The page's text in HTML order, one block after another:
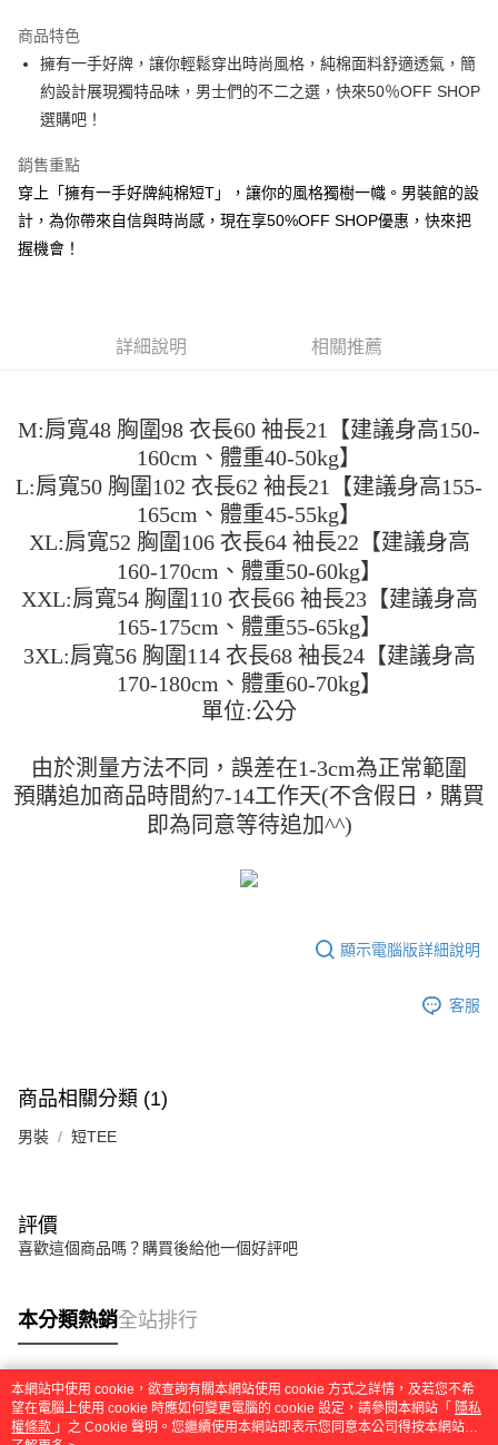
Apple Pay
街口支付
Google Pay
全盈+PAY
1.本服務由台灣大哥大提供，台灣大哥大用戶可立即使用無須另外申請。
2.付款方式選擇「大哥付你分期」，訂單成立後會自動跳轉到大哥付的交易
3.實際核准額度、可分期數及費用金額請依後續交易確認頁面所載為準。
4.訂單成立30分鐘內，如未前往確認交易或遇審核未通過，訂單將自動取
消。如遇「轉專審核」未通過狀況，表示未達大哥付你分期系統評分，恕無
法說明評估內容。
【繳款方式說明】
1.分期款項不併入電信帳單，「大哥付你分期」於每月結算日後寄送繳費提
醒簡訊。
2.透過簡訊連結打開帳單後，可選擇「超商條碼／台灣大直營門市／銀行轉
帳／街口支付／iPASS MONEY」等通路繳費。
1.本服務係由「台灣大哥大股份有限公司」（以下簡稱本公司）所提供，讓
用戶於交易時，得透過本服務購買商品或服務，並由商店將買賣／分期付款
買賣價金債權讓與本公司後，依約使用本公司帳單繳交帳款。
2.基於同意付款使用「大哥付你分期」之契約關係目的，商店將以您的個人
資料（包含姓名、電話或地址）提供予台灣大哥大進項蒐集、處理及利用，
3.完整用戶服務條款，請詳閱以下連結：https://oppay.tw/userRule
便利好安心！
１．簡單：不需註冊會員、不需綁卡、不需儲值。
２．便利：只要手機號碼，簡訊認證，即可結帳。
３．安心：先確認商品／服務後，再付款。
【「AFTEE先享後付」結帳流程】
１．於結帳方式選擇「AFTEE先享後付」後，將跳轉至「AFTEE先享後付」
結帳頁面，進行簡訊認證並確認金額後，即可完成結帳。
２．訂單成立數日內，您將收到繳費通知簡訊。
３．收到繳費通知簡訊後14天內，點擊此簡訊中的連結，可透過四大超商／
ATM／網路銀行／等多元方式進行付款，方視為交易完成。
※ 請注意：結帳手續完成當下不需立刻繳費，但若您需要取消訂單，請聯絡
購買商品的店家。未經商家同意取消之訂單仍視為有效，需透過AFTEE先享
後付繳納相關費用。
※ 交易是否成功請以「AFTEE先享後付 」之結帳頁面顯示為準，若有關於
是否繳費成功／繳費後需取消欲退款等相關疑問，請聯繫「AFTEE先享後付
【注意事項】
１．透過由恩沛科技股份有限公司提供之「AFTEE先享後付」服務完成之交
易，需依本服務之必要範圍內提供個人資料，並將交易相關給付款項請求債
２．關於個人資料處理事宜，請瀏覽以下網址：
全家取貨付款
付款 後全家取貨
每筆NT$45
每筆NT$45，滿NT$499(含以上)免運費
宅配
每筆NT$70，滿NT$499(含以上)免運費
商品特色
擁有一手好牌，讓你輕鬆穿出時尚風格，純棉面料舒適透氣，簡
約設計展現獨特品味，男士們的不二之選，快來50％OFF SHOP
選購吧！
銷售重點
穿上「擁有一手好牌純棉短T」，讓你的風格獨樹一幟。男裝館的設
計，為你帶來自信與時尚感，現在享50%OFF SHOP優惠，快來把
握機會！
詳細說明 相關推薦
M:肩寬48 胸圍98 衣長60 袖長21【建議身高150-
160cm、體重40-50kg】
L:肩寬50 胸圍102 衣長62 袖長21【建議身高155-
165cm、體重45-55kg】
XL:肩寬52 胸圍106 衣長64 袖長22【建議身高
160-170cm、體重50-60kg】
XXL:肩寬54 胸圍110 衣長66 袖長23【建議身高
165-175cm、體重55-65kg】
3XL:肩寬56 胸圍114 衣長68 袖長24【建議身高
170-180cm、體重60-70kg】
單位:公分
由於測量方法不同，誤差在1-3cm為正常範圍
預購追加商品時間約7-14工作天(不含假日，購買
即為同意等待追加^^)
顯示電腦版詳細說明
客服
商品相關分類 (1)
男裝 短TEE
評價
喜歡這個商品嗎？購買後給他一個好評吧
本分類熱銷全站排行
熱門標籤
本網站中使用 cookie，欲查詢有關本網站使用 cookie 方式之詳情，及若您不希
望在電腦上使用 cookie 時應如何變更電腦的 cookie 設定，請參閱本網站「 隱私
權條款 」之 Cookie 聲明。您繼續使用本網站即表示您同意本公司得按本網站使